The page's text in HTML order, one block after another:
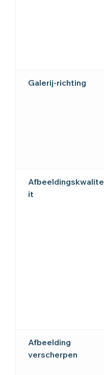
Galerij-richting
Afbeeldingskwalite
it
Afbeelding
verscherpen